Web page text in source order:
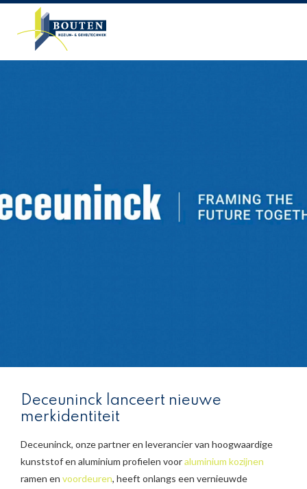
Deceuninck lanceert nieuwe
merkidentiteit
Deceuninck, onze partner en leverancier van hoogwaardige
kunststof en aluminium profielen vooraluminium kozijnen
ramen en voordeuren, heeft onlangs een vernieuwde